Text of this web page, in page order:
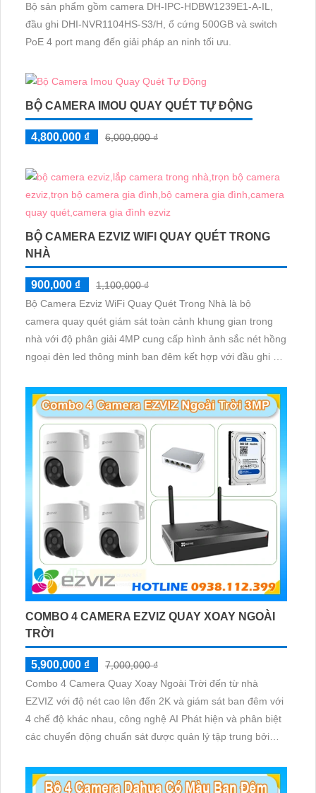
Bộ sản phẩm gồm camera DH-IPC-HDBW1239E1-A-IL,
đầu ghi DHI-NVR1104HS-S3/H, ổ cứng 500GB và switch
PoE 4 port mang đến giải pháp an ninh tối ưu.
BỘ CAMERA IMOU QUAY QUÉT TỰ ĐỘNG
4,800,000 ₫ 6,000,000 ₫
BỘ CAMERA EZVIZ WIFI QUAY QUÉT TRONG
NHÀ
900,000 ₫
1,100,000 ₫
Bộ Camera Ezviz WiFi Quay Quét Trong Nhà là bộ
camera quay quét giám sát toàn cảnh khung gian trong
nhà với độ phân giải 4MP cung cấp hình ảnh sắc nét hồng
ngoại đèn led thông minh ban đêm kết hợp với đầu ghi 8
COMBO 4 CAMERA EZVIZ QUAY XOAY NGOÀI
TRỜI
5,900,000 ₫
7,000,000 ₫
Combo 4 Camera Quay Xoay Ngoài Trời đến từ nhà
EZVIZ với độ nét cao lên đến 2K và giám sát ban đêm với
4 chế độ khác nhau, công nghệ AI Phát hiện và phân biệt
các chuyển động chuẩn sát được quản lý tập trung bởi